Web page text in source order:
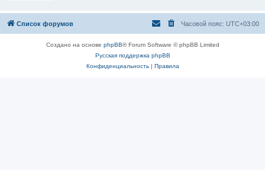
Список форумов Часовой пояс: UTC+03:00
Создано на основе phpBB® Forum Software © phpBB Limited
Русская поддержка phpBB
Конфиденциальность| Правила